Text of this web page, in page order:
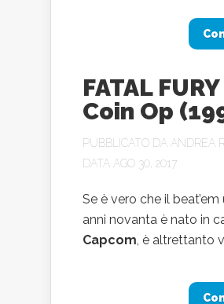
FATAL
Coin Op
PUBBLICATO DA ANDREA
DATA AGO 30, 2017
Se è vero che il
anni novanta è nato in
Capcom, è altrettanto